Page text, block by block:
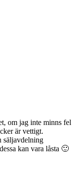
om jag inte minns fel
är vettigt.
säljavdelning
kan vara låsta 🙂